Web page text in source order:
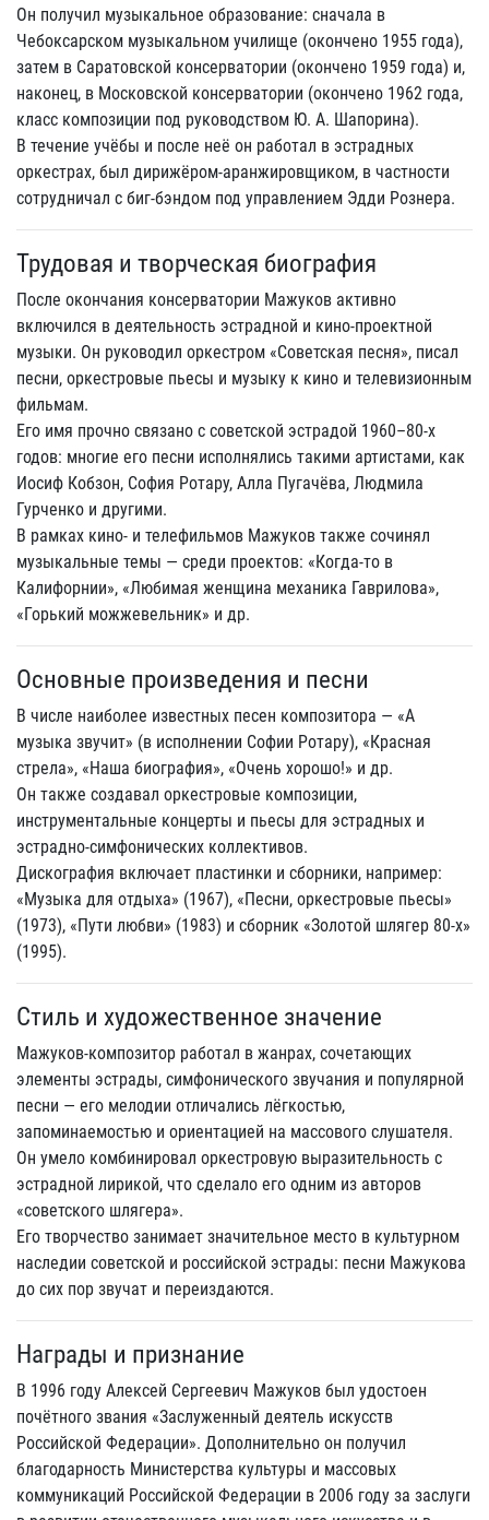
Он получил музыкальное образование: сначала в
Чебоксарском музыкальном училище (окончено 1955 года),
затем в Саратовской консерватории (окончено 1959 года) и,
наконец, в Московской консерватории (окончено 1962 года,
класс композиции под руководством Ю. А. Шапорина).
В течение учёбы и после неё он работал в эстрадных
оркестрах, был дирижёром-аранжировщиком, в частности
сотрудничал с биг-бэндом под управлением Эдди Рознера.
Трудовая и творческая биография
После окончания консерватории Мажуков активно
включился в деятельность эстрадной и кино-проектной
музыки. Он руководил оркестром «Советская песня», писал
песни, оркестровые пьесы и музыку к кино и телевизионным
фильмам.
Его имя прочно связано с советской эстрадой 1960–80-х
годов: многие его песни исполнялись такими артистами, как
Иосиф Кобзон, София Ротару, Алла Пугачёва, Людмила
Гурченко и другими.
В рамках кино- и телефильмов Мажуков также сочинял
музыкальные темы — среди проектов: «Когда-то в
Калифорнии», «Любимая женщина механика Гаврилова»,
«Горький можжевельник» и др.
Основные произведения и песни
В числе наиболее известных песен композитора — «А
музыка звучит» (в исполнении Софии Ротару), «Красная
стрела», «Наша биография», «Очень хорошо!» и др.
Он также создавал оркестровые композиции,
инструментальные концерты и пьесы для эстрадных и
эстрадно-симфонических коллективов.
Дискография включает пластинки и сборники, например:
«Музыка для отдыха» (1967), «Песни, оркестровые пьесы»
(1973), «Пути любви» (1983) и сборник «Золотой шлягер 80-х»
(1995).
Стиль и художественное значение
Мажуков-композитор работал в жанрах, сочетающих
элементы эстрады, симфонического звучания и популярной
песни — его мелодии отличались лёгкостью,
запоминаемостью и ориентацией на массового слушателя.
Он умело комбинировал оркестровую выразительность с
эстрадной лирикой, что сделало его одним из авторов
«советского шлягера».
Его творчество занимает значительное место в культурном
наследии советской и российской эстрады: песни Мажукова
до сих пор звучат и переиздаются.
Награды и признание
В 1996 году Алексей Сергеевич Мажуков был удостоен
почётного звания «Заслуженный деятель искусств
Российской Федерации». Дополнительно он получил
благодарность Министерства культуры и массовых
коммуникаций Российской Федерации в 2006 году за заслуги